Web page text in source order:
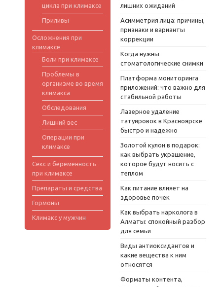
цикла при климаксе
Приливы
Осложнения при
климаксе
Боли при климаксе
Проблемы в
организме во время
климакса
Обследования
Лишний вес
Операции при
климаксе
Секс и беременность
при климаксе
Препараты и средства
Гормоны
Климакс у мужчин
лишних ожиданий
Асимметрия лица: причины,
признаки и варианты
коррекции
Когда нужны
стоматологические снимки
Платформа мониторинга
приложений: что важно для
стабильной работы
Лазерное удаление
татуировок в Красноярске
быстро и надежно
Золотой кулон в подарок:
как выбрать украшение,
которое будут носить с
теплом
Как питание влияет на
здоровье почек
Как выбрать нарколога в
Алматы: спокойный разбор
для семьи
Виды антиоксидантов и
какие вещества к ним
относятся
Форматы контента,